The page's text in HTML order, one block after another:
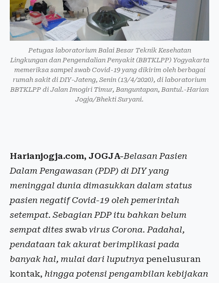
Petugas laboratorium Balai Besar Teknik Kesehatan
Lingkungan dan Pengendalian Penyakit (BBTKLPP) Yogyakarta
memeriksa sampel swab Covid-19 yang dikirim oleh berbagai
rumah sakit di DIY-Jateng, Senin (13/4/2020), di laboratorium
BBTKLPP di Jalan Imogiri Timur, Banguntapan, Bantul.-Harian
Jogja/Bhekti Suryani.
Harianjogja.com, JOGJA-Belasan Pasien
Dalam Pengawasan (PDP) di DIY yang
meninggal dunia dimasukkan dalam status
pasien negatif Covid-19 oleh pemerintah
setempat. Sebagian PDP itu bahkan belum
sempat dites swab virus Corona. Padahal,
pendataan tak akurat berimplikasi pada
banyak hal, mulai dari luputnya penelusuran
kontak, hingga potensi pengambilan kebijakan